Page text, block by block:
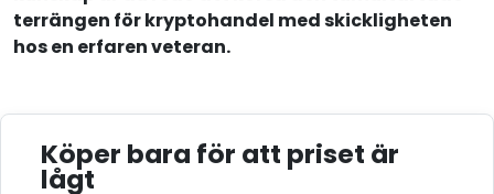
terrängen för kryptohandel med skickligheten
hos en erfaren veteran.
Köper bara för att priset är
lågt